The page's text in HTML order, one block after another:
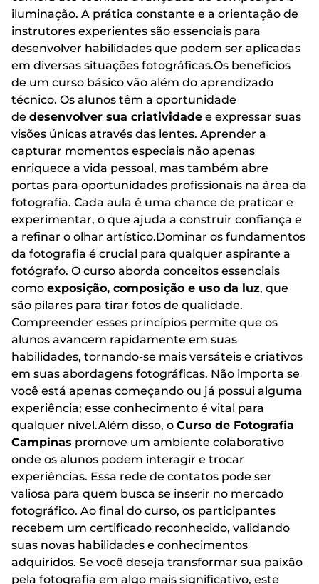
iluminação. A prática constante e a orientação de
instrutores experientes são essenciais para
desenvolver habilidades que podem ser aplicadas
em diversas situações fotográficas.Os benefícios
de um curso básico vão além do aprendizado
técnico. Os alunos têm a oportunidade
de desenvolver sua criatividade e expressar suas
visões únicas através das lentes. Aprender a
capturar momentos especiais não apenas
enriquece a vida pessoal, mas também abre
portas para oportunidades profissionais na área da
fotografia. Cada aula é uma chance de praticar e
experimentar, o que ajuda a construir confiança e
a refinar o olhar artístico.Dominar os fundamentos
da fotografia é crucial para qualquer aspirante a
fotógrafo. O curso aborda conceitos essenciais
como exposição, composição e uso da luz, que
são pilares para tirar fotos de qualidade.
Compreender esses princípios permite que os
alunos avancem rapidamente em suas
habilidades, tornando-se mais versáteis e criativos
em suas abordagens fotográficas. Não importa se
você está apenas começando ou já possui alguma
experiência; esse conhecimento é vital para
qualquer nível.Além disso, o Curso de Fotografia
Campinas promove um ambiente colaborativo
onde os alunos podem interagir e trocar
experiências. Essa rede de contatos pode ser
valiosa para quem busca se inserir no mercado
fotográfico. Ao final do curso, os participantes
recebem um certificado reconhecido, validando
suas novas habilidades e conhecimentos
adquiridos. Se você deseja transformar sua paixão
pela fotografia em algo mais significativo, este